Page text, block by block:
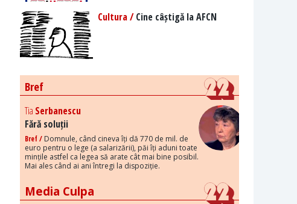
Cultura /Cine câștigă la AFCN
Bref
Tia Serbanescu
Fără soluții
Bref / Domnule, când cineva îți dă 770 de mil. de
euro pentru o lege (a salarizării), păi îți aduni toate
mințile astfel ca legea să arate cât mai bine posibil.
Mai ales când ai ani întregi la dispoziție.
Media Culpa